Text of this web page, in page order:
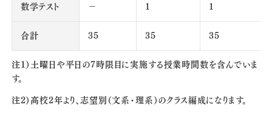
数学テスト － 1 1
合計 35 35 35
注1）土曜日や平日の7時限目に実施する授業時間数を含んでいま
す。
注2）高校2年より、志望別（文系・理系）のクラス編成になります。